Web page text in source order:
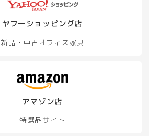
ヤフーショッピング店
新品・中古オフィス家具
アマゾン店
特選品サイト